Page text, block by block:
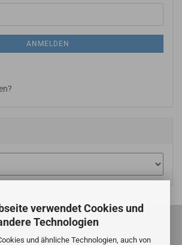
verwendet Cookies und
Technologien
und ähnliche Technologien, auch von
ANMELDEN